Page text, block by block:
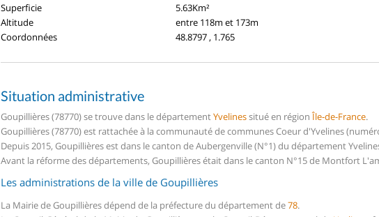
Superficie
5.63Km²
Altitude
entre 118m et 173m
Coordonnées
48.8797 , 1.765
Situation administrative
Goupillières (78770) se trouve dans le départementYvelinessitué en région Île-de-France.
Goupillières (78770) est rattachée à la communauté de communes Coeur d'Yvelines
Depuis 2015, Goupillières est dans le canton de Aubergenville (N°1) du département
Avant la réforme des départements, Goupillières était dans le canton N°15 de Montfort
Les administrations de la ville de Goupillières
La Mairie de Goupillières dépend de la préfecture du département de78.